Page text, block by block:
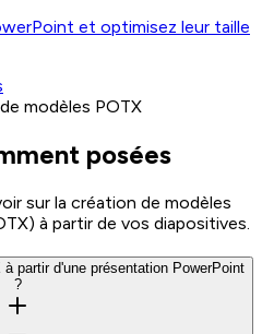
et optimisez leur taille
modèles POTX
posées
sur la création de modèles
à partir de vos diapositives.
partir d'une présentation PowerPoint
?